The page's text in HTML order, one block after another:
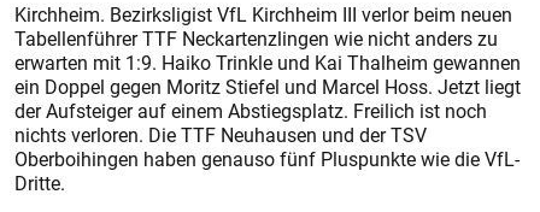
Kirchheim. Bezirksligist VfL Kirchheim III verlor beim neuen
Tabellenführer TTF Neckartenzlingen wie nicht anders zu
erwarten mit 1:9. Haiko Trinkle und Kai Thalheim gewannen
ein Doppel gegen Moritz Stiefel und Marcel Hoss. Jetzt liegt
der Aufsteiger auf einem Abstiegsplatz. Freilich ist noch
nichts verloren. Die TTF Neuhausen und der TSV
Oberboihingen haben genauso fünf Pluspunkte wie die VfL-
Dritte.